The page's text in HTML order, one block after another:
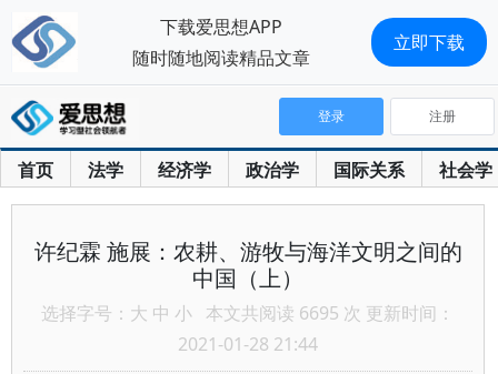
首页 法学 经济学 政治学 国际关系 社会学
登录 注册
许纪霖 施展：农耕、游牧与海洋文明之间的
中国（上）
选择字号： 大 中 小 本文共阅读 6695 次 更新时间：
2021-01-28 21:44
下载爱思想APP
随时随地阅读精品文章
立即下载